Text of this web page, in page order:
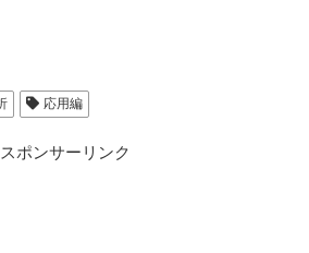
応用編
スポンサーリンク